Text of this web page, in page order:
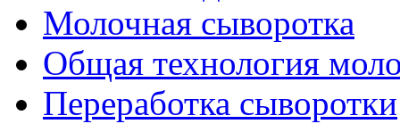
Молочная сыворотка
Общая технология
Переработка сыворотки